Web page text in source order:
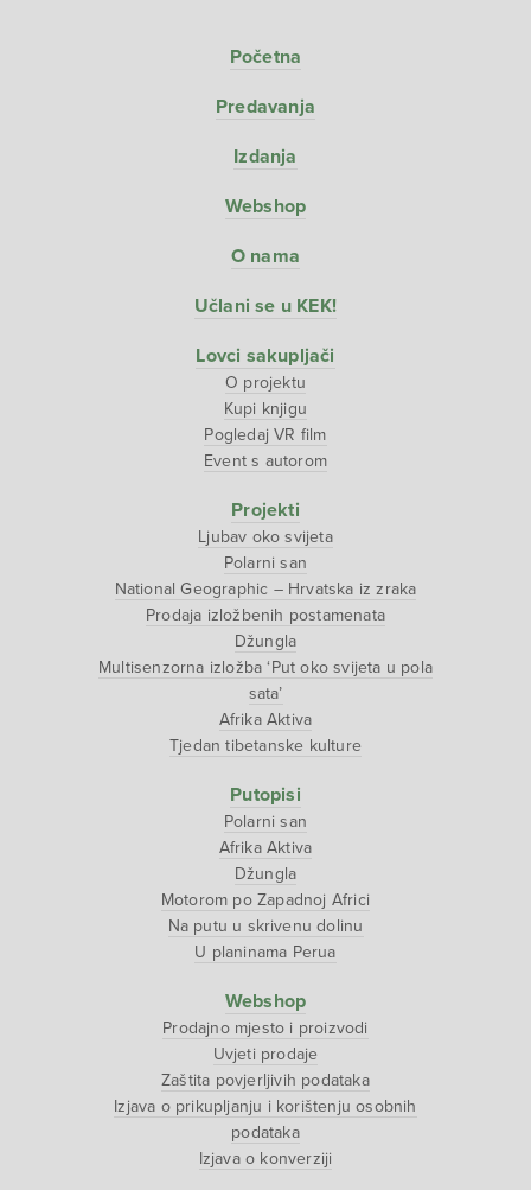
Početna
Predavanja
Izdanja
Webshop
O nama
Učlani se u KEK!
Lovci sakupljači
O projektu
Kupi knjigu
Pogledaj VR film
Event s autorom
Projekti
Ljubav oko svijeta
Polarni san
National Geographic – Hrvatska iz zraka
Prodaja izložbenih postamenata
Džungla
Multisenzorna izložba ‘Put oko svijeta u pola
sata’
Afrika Aktiva
Tjedan tibetanske kulture
Putopisi
Polarni san
Afrika Aktiva
Džungla
Motorom po Zapadnoj Africi
Na putu u skrivenu dolinu
U planinama Perua
Webshop
Prodajno mjesto i proizvodi
Uvjeti prodaje
Zaštita povjerljivih podataka
Izjava o prikupljanju i korištenju osobnih
podataka
Izjava o konverziji